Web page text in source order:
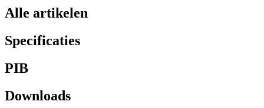
Alle artikelen
Specificaties
PIB
Downloads